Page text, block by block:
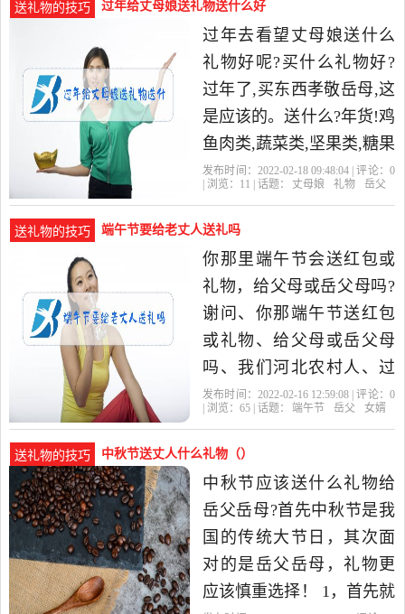
送礼物的技巧 过年给丈母娘送礼物送什么好
过年去看望丈母娘送什么
礼物好呢?买什么礼物好?
过年了,买东西孝敬岳母,这
是应该的。送什么?年货!鸡
鱼肉类,蔬菜类,坚果类,糖果
类,衣。今年过年，你给丈
发布时间：2022-02-18 09:48:04 | 评论： 0
| 浏览： 11 | 话题： 丈母娘 礼物 岳父
送礼物的技巧 端午节要给老丈人送礼吗
你那里端午节会送红包或
礼物，给父母或岳父母吗?
谢问、你那端午节送红包
或礼物、给父母或岳父母
吗、我们河北农村人、过
端午父母年岁在五六十岁
吃现成
发布时间：2022-02-16 12:59:08 | 评论： 0
| 浏览： 65 | 话题： 端午节 岳父 女婿
送礼物的技巧 中秋节送丈人什么礼物（）
中秋节应该送什么礼物给
岳父岳母?首先中秋节是我
国的传统大节日，其次面
对的是岳父岳母，礼物更
应该慎重选择！ 1，首先就